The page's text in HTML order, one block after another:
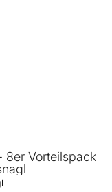
8er Vorteilspack